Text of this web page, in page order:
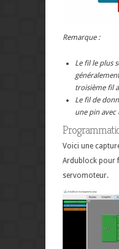
Remarque :
Le fil le plus
troisième fil
Le fil de
une pin avec
Voici une
Ardublock pour
servomoteur.